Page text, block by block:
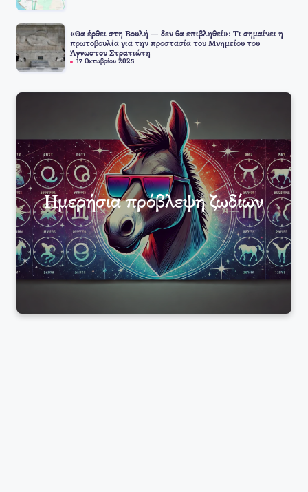
«Θα έρθει στη Βουλή — δεν θα επιβληθεί»: Τι σημαίνει η
πρωτοβουλία για την προστασία του Μνημείου του
Άγνωστου Στρατιώτη
17 Οκτωβρίου 2025
Ημερήσια πρόβλεψη ζωδίων